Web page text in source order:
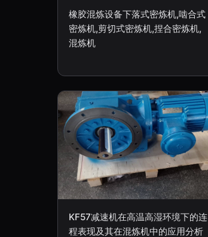
橡胶混炼设备下落式密炼机,啮合式
密炼机,剪切式密炼机,捏合密炼机,
混炼机
KF57减速机在高温高湿环境下的连
程表现及其在混炼机中的应用分析